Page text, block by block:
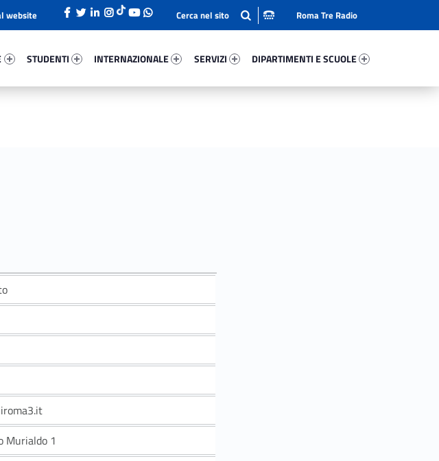
STUDENTI
INTERNAZIONALE
SERVIZI
DIPARTIMENTI E SCUOLE
website Roma Tre Radio
Murialdo 1